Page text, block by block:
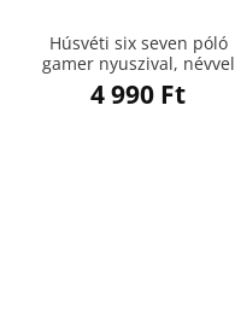
Húsvéti six seven póló
gamer nyuszival, névvel
4 990 Ft